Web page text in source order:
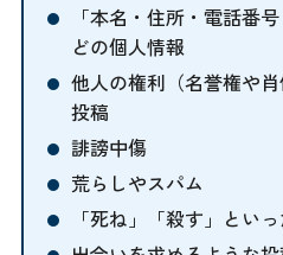
「本名・住所・電話番
どの個人情報
他人の権利（名誉権や
投稿
誹謗中傷
荒らしやスパム
「死ね」「殺す」とい